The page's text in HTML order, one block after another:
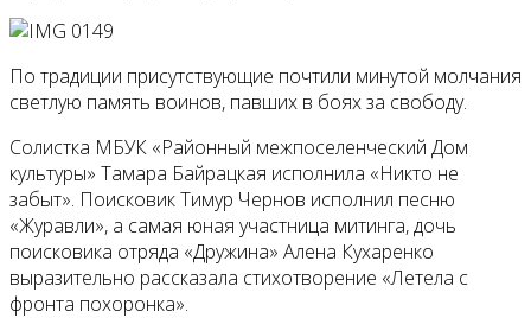
По традиции присутствующие почтили минутой молчания
светлую память воинов, павших в боях за свободу.
Солистка МБУК «Районный межпоселенческий Дом
культуры» Тамара Байрацкая исполнила «Никто не
забыт». Поисковик Тимур Чернов исполнил песню
«Журавли», а самая юная участница митинга, дочь
поисковика отряда «Дружина» Алена Кухаренко
выразительно рассказала стихотворение «Летела с
фронта похоронка».